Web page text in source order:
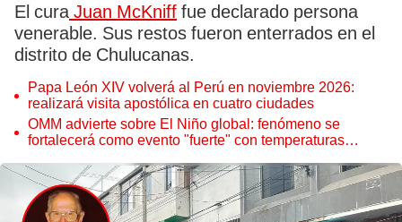
El cura Juan McKniff fue declarado persona
venerable. Sus restos fueron enterrados en el
distrito de Chulucanas.
Papa León XIV volverá al Perú en noviembre 2026:
realizará visita apostólica en cuatro ciudades
OMM advierte sobre El Niño global: fenómeno se
fortalecerá como evento "fuerte" con temperaturas